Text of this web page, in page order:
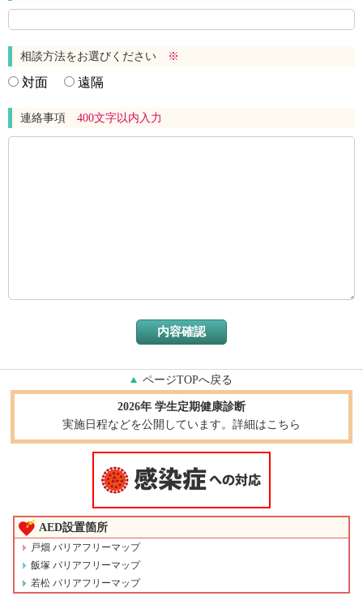
相談方法をお選びください ※
対面 遠隔
連絡事項 400文字以内入力
ページTOPへ戻る
2026年 学生定期健康診断
実施日程などを公開しています。詳細はこちら
AED設置箇所
戸畑 バリアフリーマップ
飯塚 バリアフリーマップ
若松 バリアフリーマップ